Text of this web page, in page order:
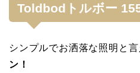
Toldbodトルボー
シンプルでお洒落な照明と言
ン！